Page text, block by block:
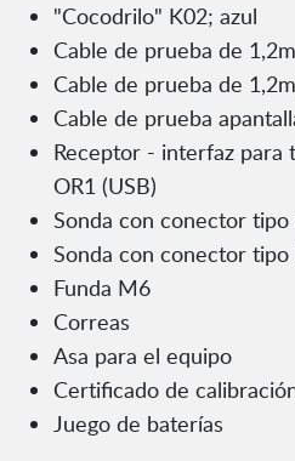
"Cocodrilo" K02; azul
Cable de prueba de
Cable de prueba de
Cable de prueba
Receptor - interfaz para
OR1 (USB)
Sonda con conector tipo
Sonda con conector
Funda M6
Correas
Asa para el equipo
Certificado de
Juego de baterías